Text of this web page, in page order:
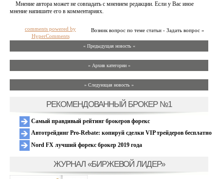
Мнение автора может не совпадать с мнением редакции. Если у Вас иное
мнение напишите его в комментариях.
Возник вопрос по теме статьи - Задать вопрос »
comments powered by
HyperComments
« Предыдущая новость «
» Архив категории «
» Следующая новость »
РЕКОМЕНДОВАННЫЙ БРОКЕР №1
Самый правдивый рейтинг брокеров форекс
Автотрейдинг Pro-Rebate: копируй сделки VIP трейдеров бесплатно
Nord FX лучший форекс брокер 2019 года
ЖУРНАЛ «БИРЖЕВОЙ ЛИДЕР»